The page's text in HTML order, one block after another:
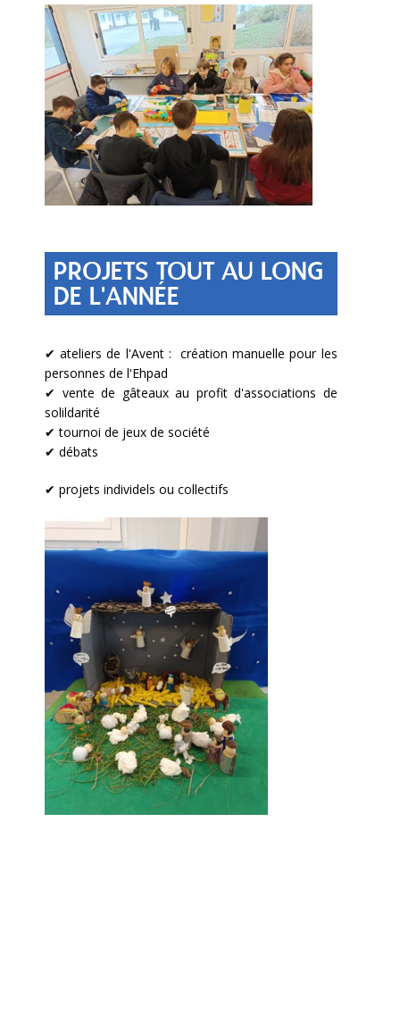
PROJETS TOUT AU LONG
DE L'ANNÉE
✔ ateliers de l'Avent : création manuelle pour les
personnes de l'Ehpad
✔ vente de gâteaux au profit d'associations de
solildarité
✔ tournoi de jeux de société
✔ débats
✔ projets individels ou collectifs